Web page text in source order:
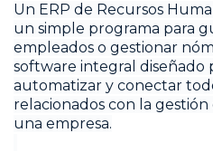
Un ERP de Recursos
un simple programa para
empleados o gestionar
software integral diseñado
automatizar y conectar
relacionados con la
una empresa.